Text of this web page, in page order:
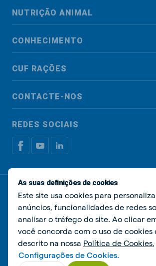
NUTRIÇÃO ANIMAL
CONHECIMENTO
CUF RAÇÕES
CONTACTE-NOS
REDES SOCIAIS
Política de privacidadePolítica de
Livro de Reclamações
Gerir cookies
© De Heus Nutrição Animal
As suas definições de cookies
Este site usa cookies para
anúncios, funcionalidades de redes
analisar o tráfego do site. Ao clicar
você concorda com o uso de cookies
descrito na nossa Política de Cookies
Configurações de Cookies.